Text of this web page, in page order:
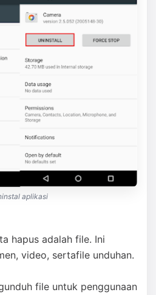
aplikasi
hapus adalah file. Ini
video, sertafile unduhan.
file untuk penggunaan